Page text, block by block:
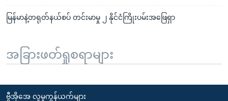
မြန်မာနဲ့တရုတ်နယ်စပ် တင်းမာမှု ၂ နိုင်ငံကြိုးပမ်းအဖြေရှာ
အခြားဖတ်ရှုစရာများ
ဗွီအိုအေ လူမှုကွန်ယက်များ